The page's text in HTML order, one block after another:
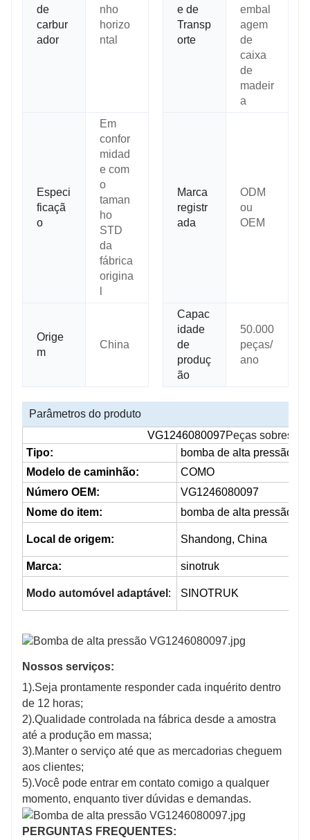
de
carbur
ador
nho
horizo
ntal
e de
Transp
orte
embal
agem
de
caixa
de
madeir
a
Especi
ficaçã
o
Em
confor
midad
e com
o
taman
ho
STD
da
fábrica
origina
Marca
registr
ada
ODM
ou
OEM
Orige
m
China
Capac
idade
de
produç
ão
50.000
peças/
ano
Parâmetros do produto
VG1246080097Peças
Tipo:
bomba de alta pressão
Modelo de caminhão:
COMO
Número OEM:
VG1246080097
Nome do item:
bomba de alta pressão
Local de origem: Shandong, China
Marca: sinotruk
Modo automóvel adaptável : SINOTRUK
Nossos serviços:
1).Seja prontamente responder cada inquérito dentro
de 12 horas;
2).Qualidade controlada na fábrica desde a amostra
até a produção em massa;
3).Manter o serviço até que as mercadorias cheguem
aos clientes;
5).Você pode entrar em contato comigo a qualquer
momento, enquanto tiver dúvidas e demandas.
PERGUNTAS FREQUENTES: